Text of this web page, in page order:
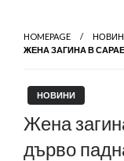
HOMEPAGE
ЖЕНА ЗАГИНА В
НОВИНИ
Жена
дърво